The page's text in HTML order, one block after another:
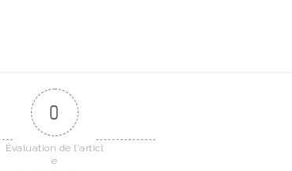
0
Évaluation de l'articl
e